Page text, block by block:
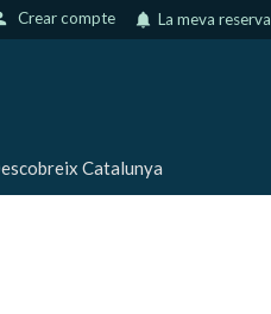
Crear compte notifications La meva reserva
Catalunya